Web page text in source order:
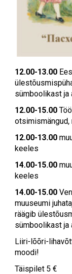
12.00-13.00
sümboolikast ja
12.00-15.00
12.00-13.00
keeles
14.00-15.00
keeles
14.00-15.00
muuseumi
räägib
sümboolikast ja
Liiri-lõõri-
moodi!
Täispilet 5 €